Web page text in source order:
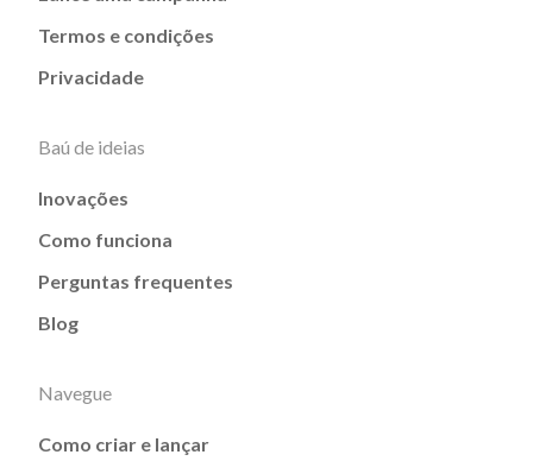
Termos e condições
Privacidade
Baú de ideias
Inovações
Como funciona
Perguntas frequentes
Blog
Navegue
Como criar e lançar